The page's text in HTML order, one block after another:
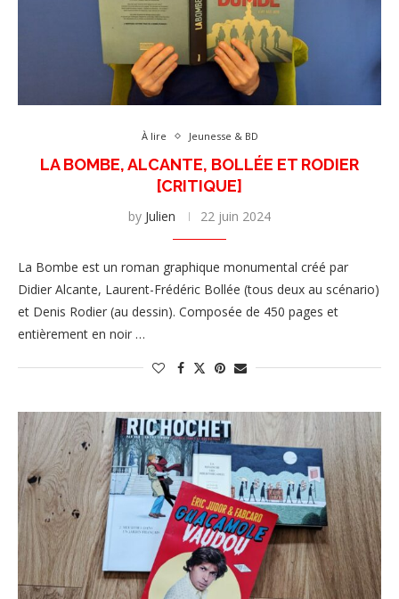
À lire Jeunesse & BD
LA BOMBE, ALCANTE, BOLLÉE ET RODIER
[CRITIQUE]
by Julien 22 juin 2024
La Bombe est un roman graphique monumental créé par
Didier Alcante, Laurent-Frédéric Bollée (tous deux au scénario)
et Denis Rodier (au dessin). Composée de 450 pages et
entièrement en noir …